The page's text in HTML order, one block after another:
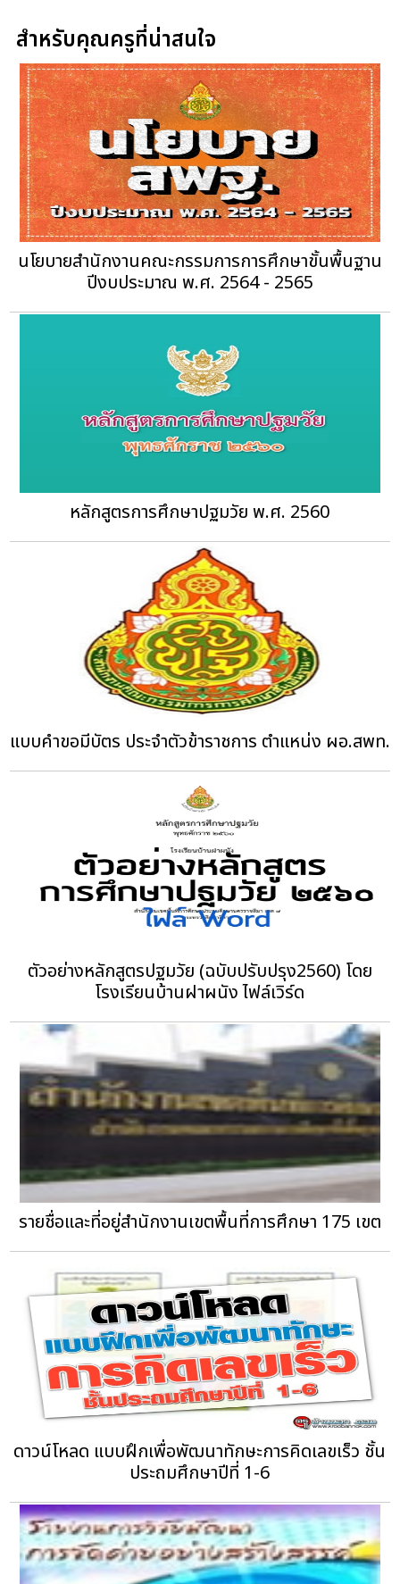
สำหรับคุณครูที่น่าสนใจ
นโยบายสำนักงานคณะกรรมการการศึกษาขั้นพื้นฐาน
ปีงบประมาณ พ.ศ. 2564 - 2565
หลักสูตรการศึกษาปฐมวัย พ.ศ. 2560
แบบคำขอมีบัตร ประจำตัวข้าราชการ ตำแหน่ง ผอ.สพท.
ตัวอย่างหลักสูตรปฐมวัย (ฉบับปรับปรุง2560) โดย
โรงเรียนบ้านฝาผนัง ไฟล์เวิร์ด
รายชื่อและที่อยู่สำนักงานเขตพื้นที่การศึกษา 175 เขต
ดาวน์โหลด แบบฝึกเพื่อพัฒนาทักษะการคิดเลขเร็ว ชั้น
ประถมศึกษาปีที่ 1-6